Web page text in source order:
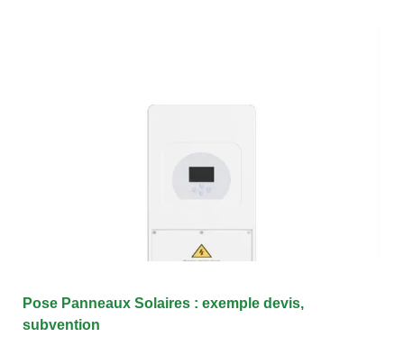
Pose Panneaux Solaires : exemple devis,
subvention